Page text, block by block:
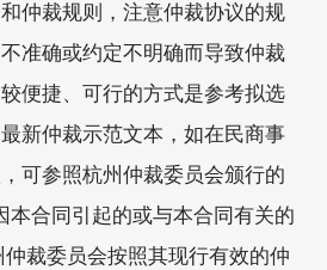
仲裁规则，注意仲裁协议的规
准确或约定不明确而导致仲裁
便捷、可行的方式是参考拟选
新仲裁示范文本，如在民商事
可参照杭州仲裁委员会颁行的
本合同引起的或与本合同有关的
裁委员会按照其现行有效的仲